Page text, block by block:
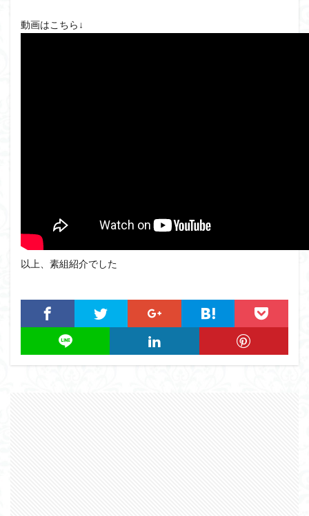
動画はこちら↓
以上、素組紹介でした